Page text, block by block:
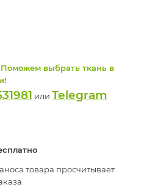
Поможем выбрать ткань в
или Telegram
товара просчитывает